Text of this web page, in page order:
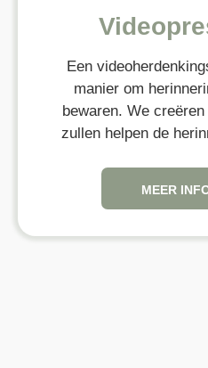
Een
manier om
bewaren. We
zullen helpen de
MEER